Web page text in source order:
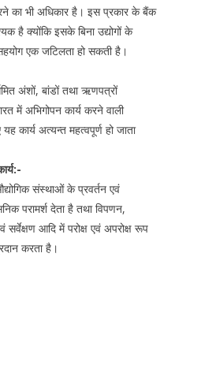
का भी अधिकार है। इस प्रकार के बैंक
है क्योंकि इसके बिना उद्योगों के
एक जटिलता हो सकती है।
अंशों, बांडों तथा ऋणपत्रों
में अभिगोपन कार्य करने वाली
अत्यन्त महत्वपूर्ण हो जाता
संस्थाओं के प्रवर्तन एवं
परामर्श देता है तथा विपणन,
आदि में परोक्ष एवं अपरोक्ष रूप
करता है।